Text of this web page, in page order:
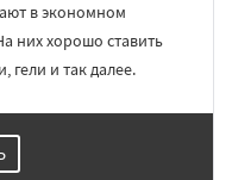
в экономном
них хорошо ставить
и так далее.